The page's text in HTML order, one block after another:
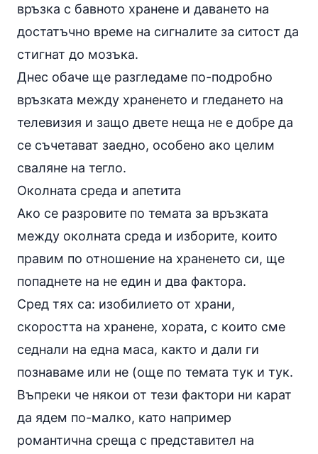
връзка с бавното хранене и даването на
достатъчно време на сигналите за ситост да
стигнат до мозъка.
Днес обаче ще разгледаме по-подробно
връзката между храненето и гледането на
телевизия и защо двете неща не е добре да
се съчетават заедно, особено ако целим
сваляне на тегло.
Околната среда и апетита
Ако се разровите по темата за връзката
между околната среда и изборите, които
правим по отношение на храненето си, ще
попаднете на не един и два фактора.
Сред тях са: изобилието от храни,
скоростта на хранене, хората, с които сме
седнали на една маса, както и дали ги
познаваме или не (още по темата тук и тук.
Въпреки че някои от тези фактори ни карат
да ядем по-малко, като например
романтична среща с представител на